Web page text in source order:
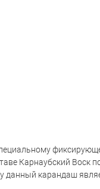
Карнаубский Воск
карандаш